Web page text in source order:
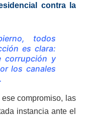
contra la
todos
es clara:
corrupción y
los canales
compromiso, las
instancia ante el